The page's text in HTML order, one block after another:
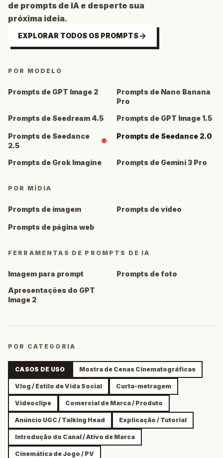
de prompts de IA e desperte sua
próxima ideia.
EXPLORAR TODOS OS PROMPTS
POR MODELO
Prompts de GPT Image 2
Prompts de Nano Banana
Pro
Prompts de Seedream 4.5
Prompts de GPT Image 1.5
Prompts de Seedance
2.5
Prompts de Seedance 2.0
Prompts de Grok Imagine Prompts de Gemini 3 Pro
POR MÍDIA
Prompts de imagem Prompts de vídeo
Prompts de página web
FERRAMENTAS DE PROMPTS DE IA
Imagem para prompt
Prompts de foto
Apresentações do GPT
Image 2
POR CATEGORIA
CASOS DE USO Mostra de Cenas Cinematográficas
Vlog / Estilo de Vida Social Curta-metragem
Videoclipe Comercial de Marca / Produto
Anúncio UGC / Talking Head Explicação / Tutorial
Introdução do Canal / Ativo de Marca
Cinemática de Jogo / PV